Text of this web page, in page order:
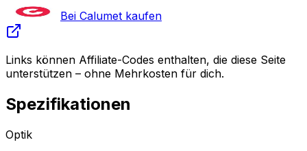
Bei Calumet kaufen
Links können Affiliate-Codes enthalten, die diese Seite
unterstützen – ohne Mehrkosten für dich.
Spezifikationen
Optik